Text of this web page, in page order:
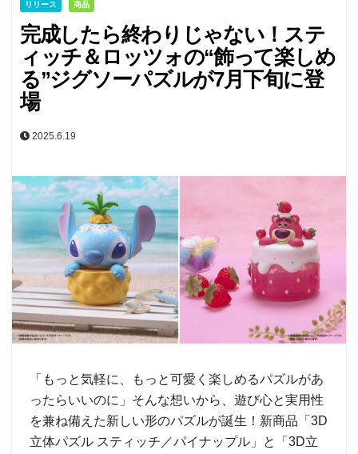
リリース 商品
完成したら終わりじゃない！ステ
ィッチ＆ロッツォの“飾って楽しめ
る”ジグソーパズルが7月下旬に登
場
2025.6.19
「もっと気軽に、もっと可愛く楽しめるパズルがあ
ったらいいのに」そんな想いから、遊び心と実用性
を兼ね備えた新しい形のパズルが誕生！新商品「3D
立体パズル スティッチ／パイナップル」と「3D立